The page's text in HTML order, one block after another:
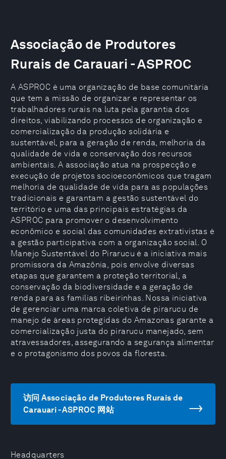
Headquarters
Associação de Produtores
Rurais de Carauari - ASPROC
A ASPROC é uma organização de base comunitária
que tem a missão de organizar e representar os
trabalhadores rurais na luta pela garantia dos
direitos, viabilizando processos de organização e
comercialização da produção solidária e
sustentável, para a geração de renda, melhoria da
qualidade de vida e conservação dos recursos
ambientais. A associação atua na prospecção e
execução de projetos socioeconômicos que tragam
melhoria de qualidade de vida para as populações
tradicionais e garantam a gestão sustentável do
território e uma das principais estratégias da
ASPROC para promover o desenvolvimento
econômico e social das comunidades extrativistas é
a gestão participativa com a organização social. O
Manejo Sustentável do Pirarucu é a iniciativa mais
promissora da Amazônia, pois envolve diversas
etapas que garantem a proteção territorial, a
conservação da biodiversidade e a geração de
renda para as famílias ribeirinhas. Nossa iniciativa
de gerenciar uma marca coletiva de pirarucu de
manejo de áreas protegidas do Amazonas garante a
comercialização justa do pirarucu manejado, sem
atravessadores, assegurando a segurança alimentar
e o protagonismo dos povos da floresta.
访问 Associação de Produtores Rurais de
Carauari - ASPROC 网站